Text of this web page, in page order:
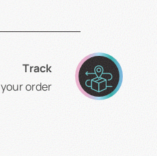
Τrack
your order